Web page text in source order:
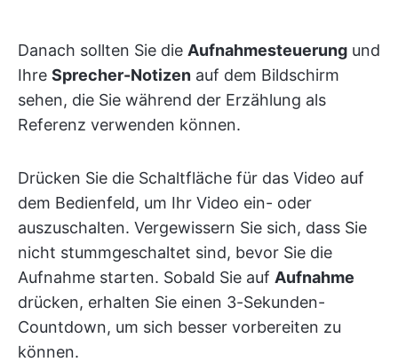
Danach sollten Sie die Aufnahmesteuerung und
Ihre Sprecher-Notizen auf dem Bildschirm
sehen, die Sie während der Erzählung als
Referenz verwenden können.
Drücken Sie die Schaltfläche für das Video auf
dem Bedienfeld, um Ihr Video ein- oder
auszuschalten. Vergewissern Sie sich, dass Sie
nicht stummgeschaltet sind, bevor Sie die
Aufnahme starten. Sobald Sie auf Aufnahme
drücken, erhalten Sie einen 3-Sekunden-
Countdown, um sich besser vorbereiten zu
können.